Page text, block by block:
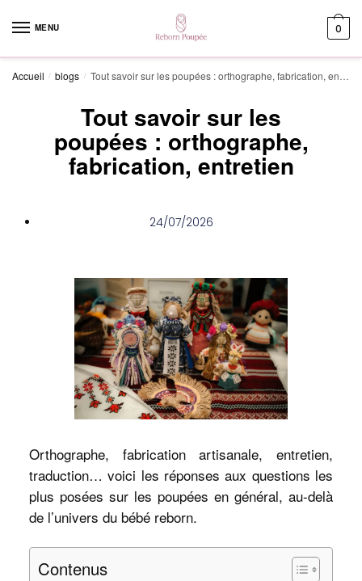
MENU 0
Accueil / blogs / Tout savoir sur les poupées : orthographe, fabrication, entretien
Tout savoir sur les
poupées : orthographe,
fabrication, entretien
24/07/2026
Orthographe, fabrication artisanale, entretien,
traduction… voici les réponses aux questions les
plus posées sur les poupées en général, au-delà
de l’univers du bébé reborn.
Contenus